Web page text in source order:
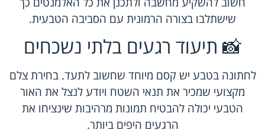
שישתלבו בצורה הרמונית עם הסביבה הטבעית.
📸 תיעוד רגעים בלתי נשכחים
לחתונה בטבע יש קסם מיוחד שחשוב לתעד. בחירת צלם
מקצועי שמכיר את תנאי השטח ויודע לנצל את האור
הטבעי יכולה להבטיח תמונות מרהיבות שינציחו את
הרגעים היפים ביותר.